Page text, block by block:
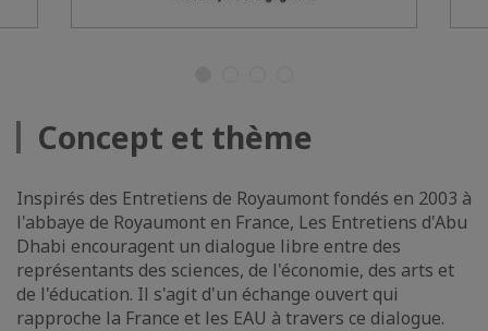
Concept et thème
Inspirés des Entretiens de Royaumont fondés en 2003 à
l'abbaye de Royaumont en France, Les Entretiens d'Abu
Dhabi encouragent un dialogue libre entre des
représentants des sciences, de l'économie, des arts et
de l'éducation. Il s'agit d'un échange ouvert qui
rapproche la France et les EAU à travers ce dialogue.